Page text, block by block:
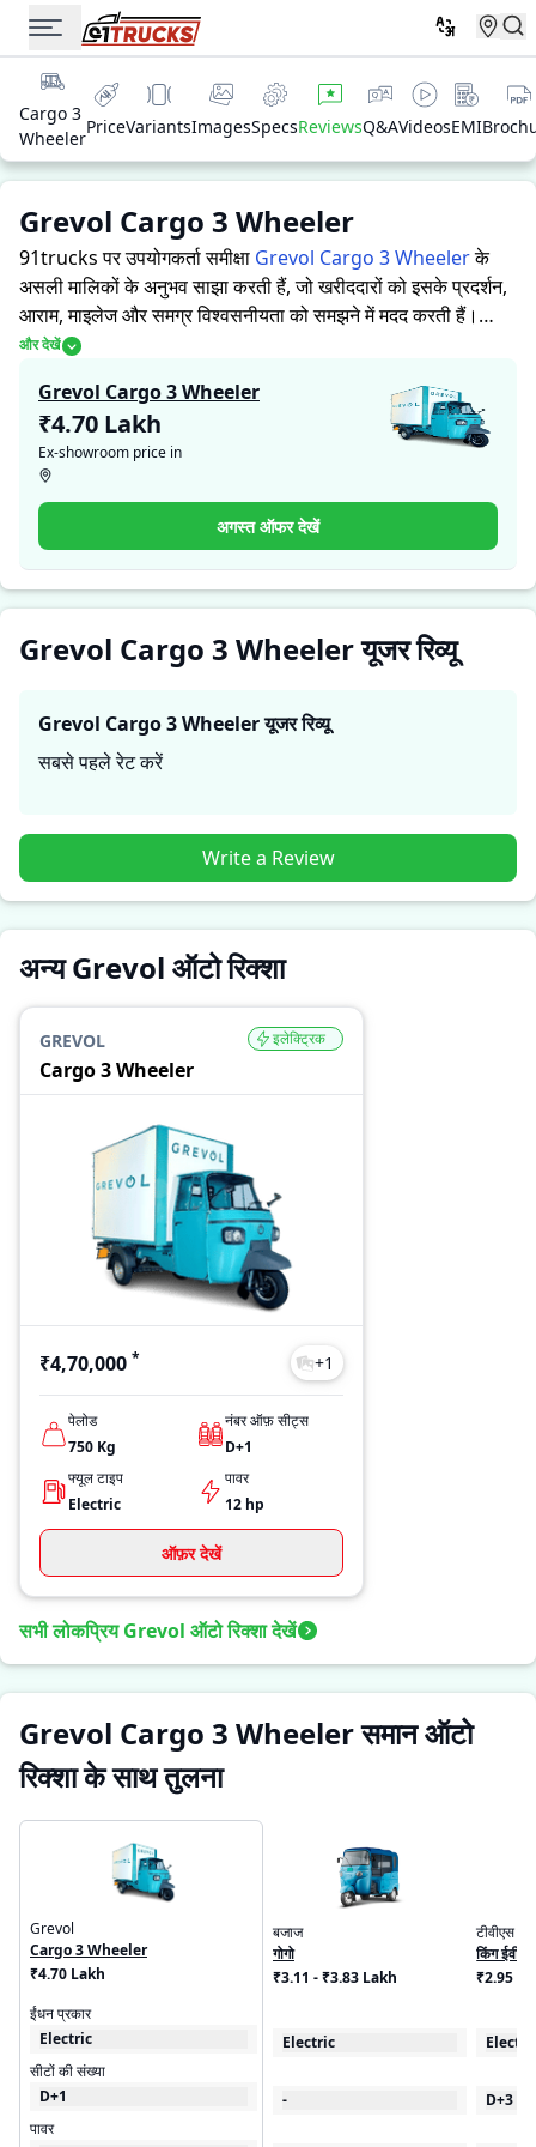
Cargo 3
Wheeler
PriceVariantsImagesSpecsReviewsQ&AVideosEMI
Grevol Cargo 3 Wheeler
91trucks पर उपयोगकर्ता समीक्षा Grevol Cargo 3 Wheelerके
असली मालिकों के अनुभव साझा करती हैं, जो खरीददारों को इसके प्रदर्शन,
आराम, माइलेज और समग्र विश्वसनीयता को समझने में मदद करती हैं।
91trucks खरीददारों और मालिकों को सूचित निर्णय लेने में सहायता करने
ताकत और कमजोरियों पर आधारित मूल्यांकन के साथ-साथ, इस प्लेटफ़ॉर्म
पर एक विशेष सेक्शन है जहाँ असली मालिक Grevol Cargo 3
Wheeler के साथ अपने अनुभव साझा करते हैं। ये सीधे अनुभव प्रदर्शन,
आराम, माइलेज और विश्वसनीयता के बारे में व्यावहारिक जानकारी देते हैं,
जिससे भविष्य के खरीदार यह तय कर सकते हैं कि क्या
Grevol Cargo 3
Wheelerउनकी जरूरतों के लिए सही है।
और देखें
Grevol Cargo 3 Wheeler
₹4.70 Lakh
Ex-showroom price in
अगस्त ऑफर देखें
Grevol Cargo 3 Wheeler यूजर रिव्यू
Grevol Cargo 3 Wheelerयूजर रिव्यू
सबसे पहले रेट करें
Write a Review
अन्य Grevol ऑटो रिक्शा
GREVOL
Cargo 3 Wheeler
इलेक्ट्रिक
₹4,70,000 * +1
पेलोड
750 Kg
नंबर ऑफ़ सीट्स
D+1
फ्यूल टाइप
Electric
पावर
12 hp
ऑफ़र देखें
सभी लोकप्रिय Grevol ऑटो रिक्शा देखें
Grevol Cargo 3 Wheeler समान ऑटो
रिक्शा के साथ तुलना
Grevol
Cargo 3 Wheeler
₹4.70 Lakh
ईंधन प्रकार
Electric
सीटों की संख्या
D+1
पावर
बजाज
गोगो
₹3.11 - ₹3.83 Lakh
Electric
-
टीवीएस
किंग ईवी
₹2.95
D+3